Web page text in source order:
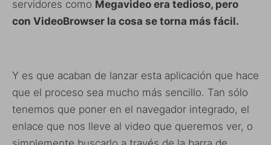
servidores como Megavideo era tedioso, pero
con VideoBrowser la cosa se torna más fácil.
Y es que acaban de lanzar esta aplicación que hace
que el proceso sea mucho más sencillo. Tan sólo
tenemos que poner en el navegador integrado, el
enlace que nos lleve al video que queremos ver, o